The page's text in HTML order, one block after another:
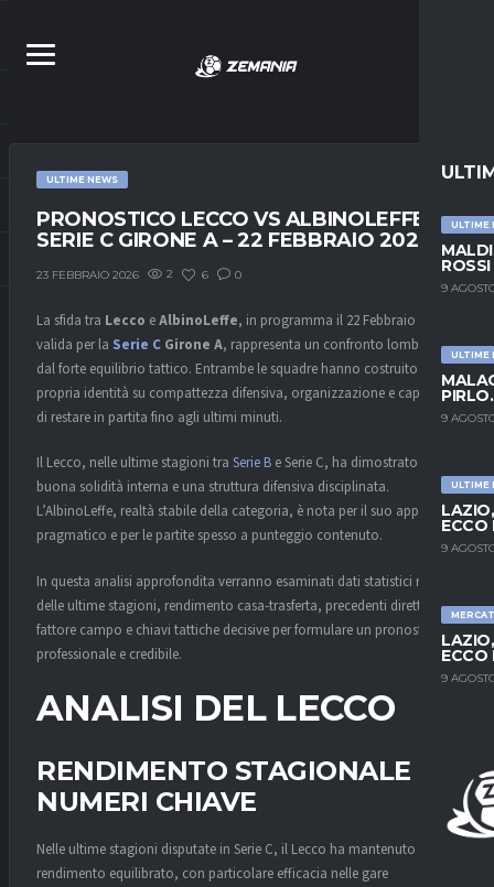
ULTIME
9
ULTIME
9
ULTIME
ECCO
9
ECCO
9
ULTIME NEWS
PRONOSTICO LECCO VS ALBINOLEFFE –
SERIE C GIRONE A – 22 FEBBRAIO 2026
23 FEBBRAIO 2026 2 6 0
La sfida tra Lecco eAlbinoLeffe, in programma il 22 Febbraio 2026 e
valida per la Serie C Girone A, rappresenta un confronto lombardo
dal forte equilibrio tattico. Entrambe le squadre hanno costruito la
propria identità su compattezza difensiva, organizzazione e capacità
di restare in partita fino agli ultimi minuti.
Il Lecco, nelle ultime stagioni tra Serie B e Serie C, ha dimostrato una
buona solidità interna e una struttura difensiva disciplinata.
L’AlbinoLeffe, realtà stabile della categoria, è nota per il suo approccio
pragmatico e per le partite spesso a punteggio contenuto.
In questa analisi approfondita verranno esaminati dati statistici reali
delle ultime stagioni, rendimento casa-trasferta, precedenti diretti,
fattore campo e chiavi tattiche decisive per formulare un pronostico
professionale e credibile.
ANALISI DEL LECCO
RENDIMENTO STAGIONALE E
NUMERI CHIAVE
Nelle ultime stagioni disputate in Serie C, il Lecco ha mantenuto un
rendimento equilibrato, con particolare efficacia nelle gare